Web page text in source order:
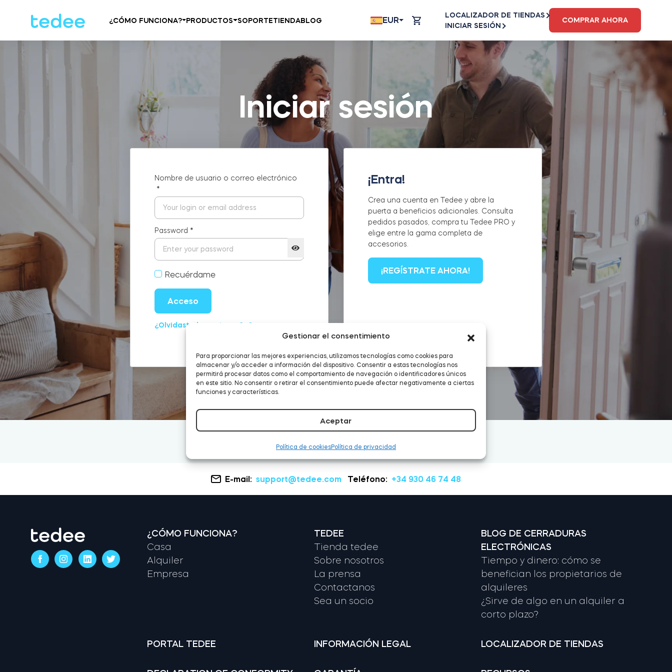
Gestionar el consentimiento
Para proporcionar las mejores experiencias, utilizamos tecnologías como cookies para
almacenar y/o acceder a información del dispositivo. Consentir a estas tecnologías nos
permitirá procesar datos como el comportamiento de navegación o identificadores únicos
en este sitio. No consentir o retirar el consentimiento puede afectar negativamente a ciertas
funciones y características.
Aceptar
Política de cookiesPolítica de privacidad
¿CÓMO FUNCIONA? PRODUCTOS SOPORTETIENDABLOG EUR
LOCALIZADOR DE TIENDAS
INICIAR SESIÓN
COMPRAR AHORA
Iniciar sesión
Nombre de usuario o correo electrónico
*
Password *
Recuérdame
Acceso
¿Olvidaste la contraseña?
¡Entra!
Crea una cuenta en Tedee y abre la
puerta a beneficios adicionales. Consulta
pedidos pasados, compra tu Tedee PRO y
elige entre la gama completa de
accesorios.
¡REGÍSTRATE AHORA!
E-mail: support@tedee.com Teléfono: +34 930 46 74 48
¿CÓMO FUNCIONA?
Casa
Alquiler
Empresa
TEDEE
Tienda tedee
Sobre nosotros
La prensa
Contactanos
Sea un socio
BLOG DE CERRADURAS
ELECTRÓNICAS
Tiempo y dinero: cómo se
benefician los propietarios de
alquileres
¿Sirve de algo en un alquiler a
corto plazo?
PORTAL TEDEE INFORMACIÓN LEGAL LOCALIZADOR DE TIENDAS